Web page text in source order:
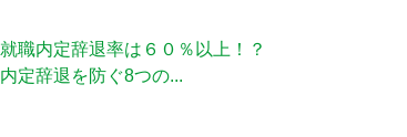
就職内定辞退率は６０％以上！？
内定辞退を防ぐ8つの...